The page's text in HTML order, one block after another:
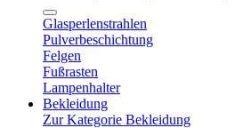
Glasperlenstrahlen
Pulverbeschichtung
Felgen
Fußrasten
Lampenhalter
Bekleidung
Zur Kategorie Bekleidung